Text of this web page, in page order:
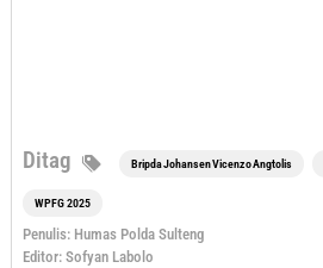
Ditag Bripda Johansen Vicenzo Angtolis
WPFG 2025
Penulis: Humas Polda Sulteng
Editor: Sofyan Labolo